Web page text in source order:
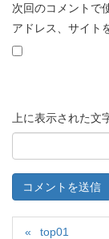
次回のコメントで
アドレス、サイト
上に表示された文
top01